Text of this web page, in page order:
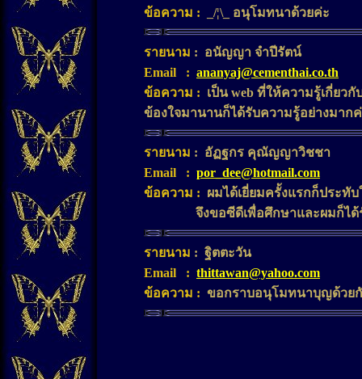
ข้อความ : _/¦\_ อนุโมทนาด้วยค่ะ
รายนาม : อนัญญา จำปีรัตน์
Email : ananyaj@cementhai.co.th
ข้อความ : เป็น web ที่ให้ความรู้เกี่ยว
ข้องใจมานานก็ได้รับความรู้อย่างมาก
รายนาม : อัฏฐกร คุณัญญาวิชชา
Email : por_dee@hotmail.com
ข้อความ : ผมได้เยี่ยมครั้งแรกก็ประทั
จึงขอซีดีเพื่อศึกษาและผมก็ไ
รายนาม : ฐิตตะวัน
Email
: thittawan@yahoo.com
ข้อความ : ขอกราบอนุโมทนาบุญด้วย